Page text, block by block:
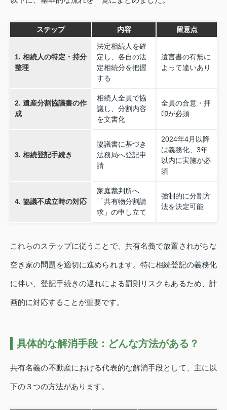
ステップ 内容 留意点
1. 相続人の特定・持分
整理
法定相続人を確
定し、各自の法
定相続分を把握
する
遺言書の有無に
よって違いあり
2. 遺産分割協議書の作
成
相続人全員で協
議し、分割内容
を文書化
全員の合意・押
印が必須
3. 相続登記手続き
協議書に基づき
法務局へ登記申
請
2024年4月以降
は義務化、3年
以内に実施が必
須
4. 協議不成立時の対応
家庭裁判所へ
「共有物分割請
求」の申し立て
強制的に分割方
法を決定可能
これらのステップに従うことで、共有名義で放置されがちな
空き家の問題を適切に進められます。特に相続登記の義務化
に伴い、登記手続きの遅れによる罰則リスクもあるため、計
画的に対応することが重要です。
具体的な解消手段：どんな方法がある？
共有名義の不動産における代表的な解消手段として、主に以
下の３つの方法があります。